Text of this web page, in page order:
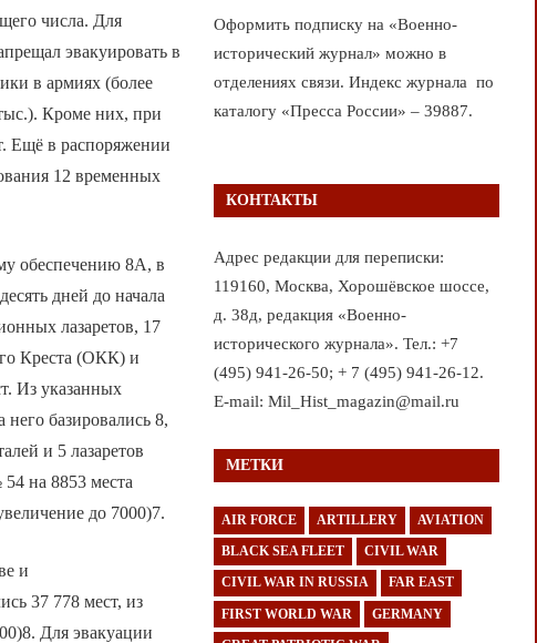
числа. Для
эвакуировать в
в армиях (более
Кроме них, при
Ещё в распоряжении
12 временных
обеспечению 8А, в
дней до начала
лазаретов, 17
Креста (ОКК) и
Из указанных
базировались 8,
и 5 лазаретов
на 8853 места
до 7000)7.
и
37 778 мест, из
Для эвакуации
Оформить подписку на «Военно-
исторический журнал» можно в
отделениях связи. Индекс журнала по
каталогу «Пресса России» – 39887.
КОНТАКТЫ
Адрес редакции для переписки:
119160, Москва, Хорошёвское шоссе,
д. 38д, редакция «Военно-
исторического журнала». Тел.: +7
(495) 941-26-50; + 7 (495) 941-26-12.
E-mail: Mil_Hist_magazin@mail.ru
МЕТКИ
AIR FORCE ARTILLERY AVIATION
BLACK SEA FLEET CIVIL WAR
CIVIL WAR IN RUSSIA FAR EAST
FIRST WORLD WAR GERMANY